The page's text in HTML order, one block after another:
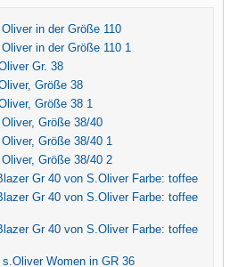
in der Größe 110
in der Größe 110 1
Gr. 38
Größe 38
Größe 38 1
Größe 38/40
Größe 38/40 1
Größe 38/40 2
Gr 40 von S.Oliver Farbe: toffee
Gr 40 von S.Oliver Farbe: toffee
Gr 40 von S.Oliver Farbe: toffee
Women in GR 36